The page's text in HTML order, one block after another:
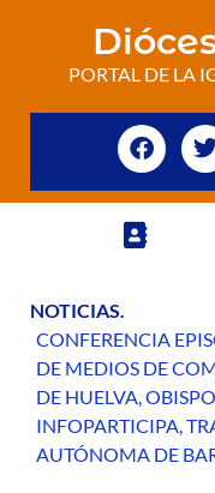
PORTAL DE LA
NOTICIAS.
CONFERENCIA
DE MEDIOS DE
DE HUELVA,
INFOPARTICIPA,
AUTÓNOMA DE